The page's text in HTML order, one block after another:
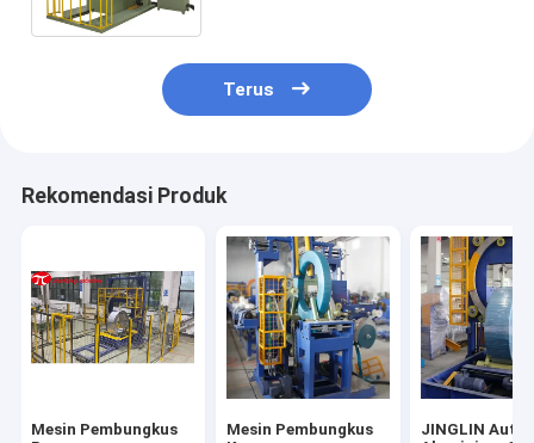
Terus
Rekomendasi Produk
Mesin Pembungkus
Mesin Pembungkus
JINGLIN